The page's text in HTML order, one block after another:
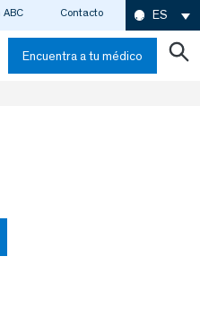
ABC Contacto ES
Encuentra a tu médico